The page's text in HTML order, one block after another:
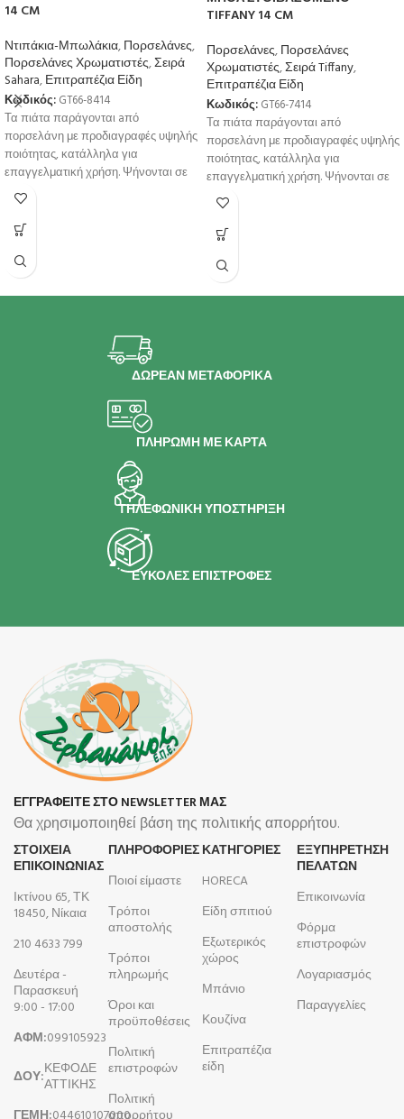
14 CM
Ντιπάκια-Μπωλάκια,Πορσελάνες,
Πορσελάνες Χρωματιστές,Σειρά
Sahara,Επιτραπέζια Είδη
Κωδικός: GT66-8414
Τα πιάτα παράγονται aπό
πορσελάνη με προδιαγραφές υψηλής
ποιότητας, κατάλληλα για
επαγγελματική χρήση. Ψήνονται σε
υψηλή θερμοκρσία για μεγαλύτερη
αντοχή
TIFFANY 14 CM
Πορσελάνες,Πορσελάνες
Χρωματιστές,Σειρά Tiffany,
Επιτραπέζια Είδη
Κωδικός: GT66-7414
Τα πιάτα παράγονται aπό
πορσελάνη με προδιαγραφές υψηλής
ποιότητας, κατάλληλα για
επαγγελματική χρήση. Ψήνονται σε
υψηλή θερμοκρσία για μεγαλύτερη
αντοχή
ΔΩΡΕΑΝ ΜΕΤΑΦΟΡΙΚΑ
ΠΛΗΡΩΜΗ ΜΕ ΚΑΡΤΑ
ΤΗΛΕΦΩΝΙΚΗ ΥΠΟΣΤΗΡΙΞΗ
ΕΥΚΟΛΕΣ ΕΠΙΣΤΡΟΦΕΣ
ΕΓΓΡΑΦΕΙΤΕ ΣΤΟ NEWSLETTER ΜΑΣ
Θα χρησιμοποιηθεί βάση της πολιτικής απορρήτου.
ΣΤΟΙΧΕΙΑ
ΕΠΙΚΟΙΝΩΝΙΑΣ
Ικτίνου 65, ΤΚ
18450, Νίκαια
210 4633 799
Δευτέρα -
Παρασκευή
9:00 - 17:00
ΑΦΜ:099105923
ΔΟΥ:ΚΕΦΟΔΕ
ΑΤΤΙΚΗΣ
ΠΛΗΡΟΦΟΡΊΕΣ
Ποιοί είμαστε
Τρόποι
αποστολής
Τρόποι
πληρωμής
Όροι και
προϋποθέσεις
Πολιτική
επιστροφών
Πολιτική
ΚΑΤΗΓΟΡΙΕΣ
HORECA
Είδη σπιτιού
Εξωτερικός
χώρος
Μπάνιο
Κουζίνα
Επιτραπέζια
είδη
ΕΞΥΠΗΡΕΤΗΣΗ
ΠΕΛΑΤΩΝ
Επικοινωνία
Φόρμα
επιστροφών
Λογαριασμός
Παραγγελίες